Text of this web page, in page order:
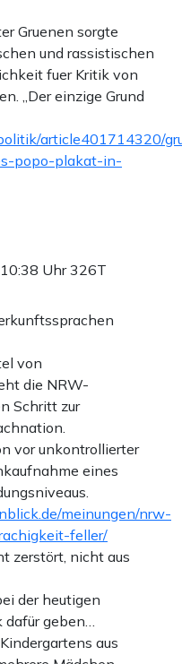
Gruenen sorgte
und rassistischen
fuer Kritik von
„Der einzige Grund
article401714320/
popo-plakat-in-
Uhr326T
von
die NRW-
Schritt zur
vor unkontrollierter
eines
meinungen/nrw-
feller/
zerstört, nicht aus
der heutigen
dafür geben…
aus